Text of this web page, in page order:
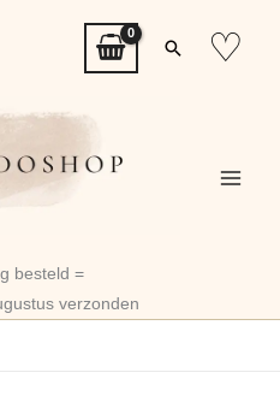
Zoeken
♡
besteld =
verzonden